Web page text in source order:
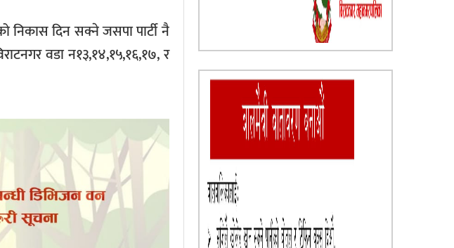
निकास दिन सक्ने जसपा पार्टी नै
वडा न१३,१४,१५,१६,१७, र